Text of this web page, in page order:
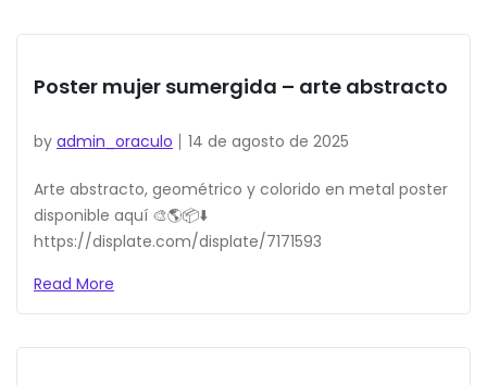
Poster mujer sumergida – arte abstracto
by admin_oraculo 14 de agosto de 2025
Arte abstracto, geométrico y colorido en metal poster
disponible aquí 🎨🌎📦⬇️
https://displate.com/displate/7171593
Read More